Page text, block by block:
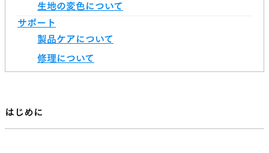
生地の変色について
サポート
製品ケアについて
修理について
はじめに